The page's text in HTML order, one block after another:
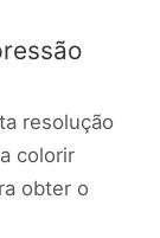
resolução
colorir
obter o